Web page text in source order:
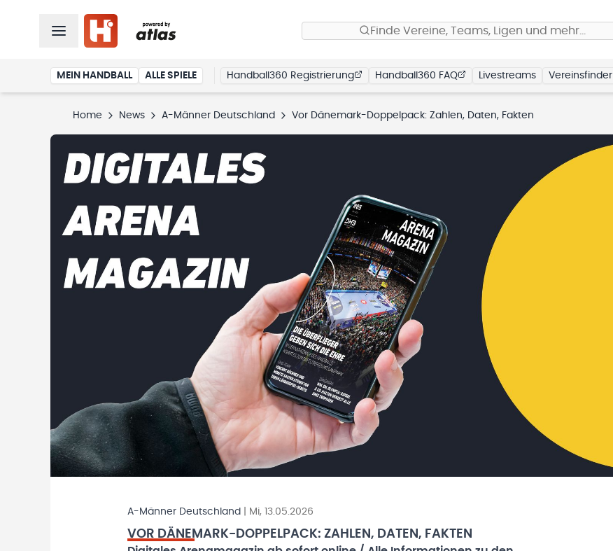
Finde Vereine, Teams, Ligen und mehr…
MEIN HANDBALL ALLE SPIELE Handball360 Registrierung Handball360 FAQ Livestreams Vereinsfinder
Home News A-Männer Deutschland Vor Dänemark-Doppelpack: Zahlen, Daten, Fakten
A-Männer Deutschland Mi, 13.05.2026
VOR DÄNEMARK-DOPPELPACK: ZAHLEN, DATEN, FAKTEN